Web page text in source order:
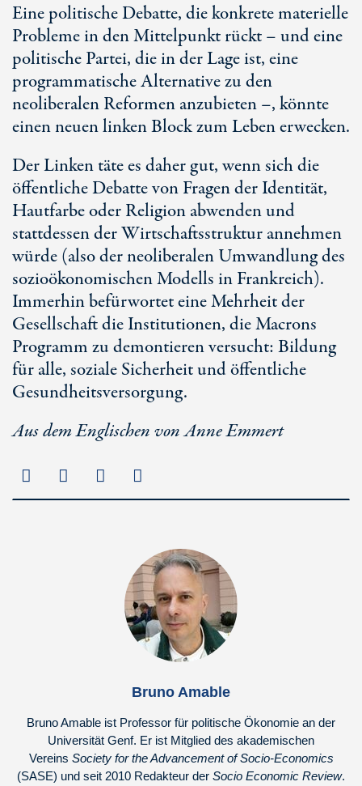
Eine politische Debatte, die konkrete materielle
Probleme in den Mittelpunkt rückt – und eine
politische Partei, die in der Lage ist, eine
programmatische Alternative zu den
neoliberalen Reformen anzubieten –, könnte
einen neuen linken Block zum Leben erwecken.
Der Linken täte es daher gut, wenn sich die
öffentliche Debatte von Fragen der Identität,
Hautfarbe oder Religion abwenden und
stattdessen der Wirtschaftsstruktur annehmen
würde (also der neoliberalen Umwandlung des
sozioökonomischen Modells in Frankreich).
Immerhin befürwortet eine Mehrheit der
Gesellschaft die Institutionen, die Macrons
Programm zu demontieren versucht: Bildung
für alle, soziale Sicherheit und öffentliche
Gesundheitsversorgung.
Aus dem Englischen von Anne Emmert
Bruno Amable
Bruno Amable ist Professor für politische Ökonomie an der
Universität Genf. Er ist Mitglied des akademischen
Vereins Society for the Advancement of Socio-Economics
(SASE) und seit 2010 Redakteur der Socio Economic Review.